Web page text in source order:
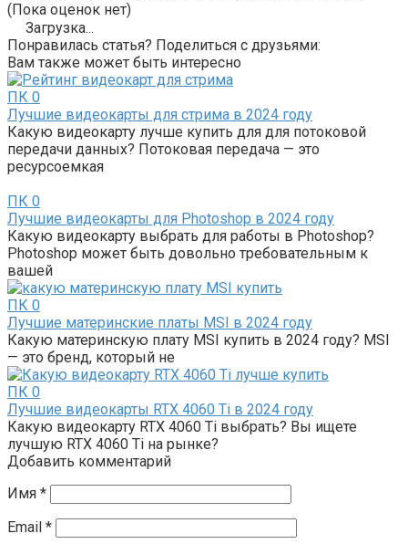
(Пока оценок нет)
Загрузка...
Понравилась статья? Поделиться с друзьями:
Вам также может быть интересно
ПК 0
Лучшие видеокарты для стрима в 2024 году
Какую видеокарту лучше купить для для потоковой
передачи данных? Потоковая передача — это
ресурсоемкая
ПК 0
Лучшие видеокарты для Photoshop в 2024 году
Какую видеокарту выбрать для работы в Photoshop?
Photoshop может быть довольно требовательным к
вашей
ПК 0
Лучшие материнские платы MSI в 2024 году
Какую материнскую плату MSI купить в 2024 году? MSI
— это бренд, который не
ПК 0
Лучшие видеокарты RTX 4060 Ti в 2024 году
Какую видеокарту RTX 4060 Ti выбрать? Вы ищете
лучшую RTX 4060 Ti на рынке?
Добавить комментарий
Имя *
Email *